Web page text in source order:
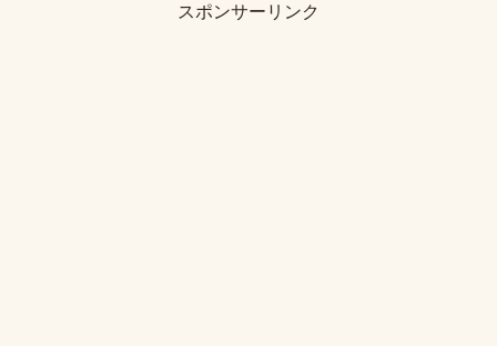
スポンサーリンク